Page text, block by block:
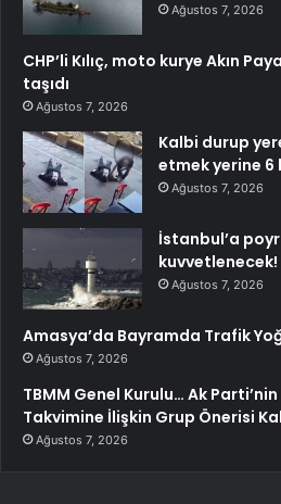
Ağustos 7, 2026
CHP’li Kılıç, moto kurye Akın
taşıdı
Ağustos 7, 2026
Kalbi durup
etmek yerine 6
Ağustos 7, 2026
İstanbul’a
kuvvetlenecek!
Ağustos 7, 2026
Amasya’da Bayramda Trafik
Ağustos 7, 2026
TBMM Genel Kurulu… Ak
Takvimine İlişkin Grup Önerisi
Ağustos 7, 2026